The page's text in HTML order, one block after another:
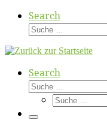
Search
Suche
Search
Suche
Suche
Menü